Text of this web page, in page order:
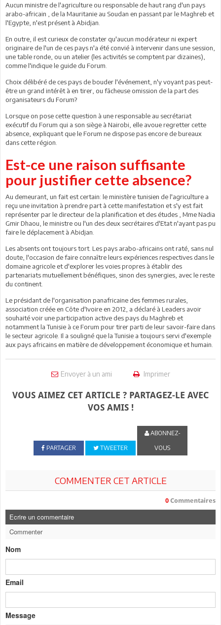
Aucun ministre de l'agriculture ou responsable de haut rang d'un pays
arabo-africain , de la Mauritanie au Soudan en passant par le Maghreb et
l'Egypte, n'est présent à Abidjan.
En outre, il est curieux de constater qu'aucun modérateur ni expert
originaire de l'un de ces pays n'a été convié à intervenir dans une session,
une table ronde, ou un atelier (les activités se comptent par dizaines),
comme l'indique le guide du Forum.
Choix délibéré de ces pays de bouder l'événement, n'y voyant pas peut-
être un grand intérêt à en tirer, ou fâcheuse omission de la part des
organisateurs du Forum?
Lorsque on pose cette question à une responsable au secrétariat
exécutif du Forum qui a son siège à Nairobi, elle avoue regretter cette
absence, expliquant que le Forum ne dispose pas encore de bureaux
dans cette région.
Est-ce une raison suffisante
pour justifier cette absence?
Au demeurant, un fait est certain: le ministère tunisien de l'agriculture a
reçu une invitation à prendre part à cette manifestation et s'y est fait
représenter par le directeur de la planification et des études , Mme Nadia
Gmir Dhaou, le ministre ou l'un des deux secrétaires d'Etat n'ayant pas pu
faire le déplacement à Abidjan.
Les absents ont toujours tort. Les pays arabo-africains ont raté, sans nul
doute, l'occasion de faire connaître leurs expériences respectives dans le
domaine agricole et d'explorer les voies propres à établir des
partenariats mutuellement bénéfiques, sinon des synergies, avec le reste
du continent.
Le présidant de l'organisation panafricaine des femmes rurales,
association créée en Côte d'Ivoire en 2012, a déclaré à Leaders avoir
souhaité voir une participation active des pays du Maghreb et
notamment la Tunisie à ce Forum pour tirer parti de leur savoir-faire dans
le secteur agricole. Il a souligné que la Tunisie a toujours servi d'exemple
aux pays africains en matière de développement économique et humain.
Envoyer à un ami Imprimer
VOUS AIMEZ CET ARTICLE ? PARTAGEZ-LE AVEC
VOS AMIS !
PARTAGER TWEETER
ABONNEZ-
VOUS
COMMENTER CET ARTICLE
0 Commentaires
Ecrire un commentaire
Commenter
Nom
Email
Message